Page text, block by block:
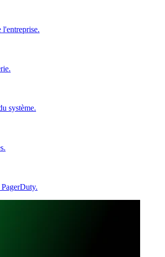
l'entreprise.
système.